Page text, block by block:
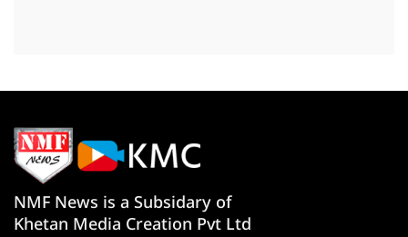
NMF News is a Subsidary of
Khetan Media Creation Pvt Ltd